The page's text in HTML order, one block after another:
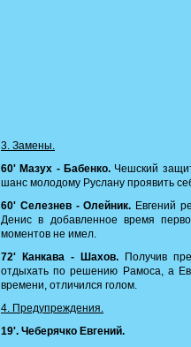
3. Замены.
60' Мазух - Бабенко. Чешский
шанс молодому Руслану проявить
60' Селезнев - Олейник. Евгений
Денис в добавленное время
моментов не имел.
72' Канкава - Шахов.Получив
отдыхать по решению Рамоса, а
времени, отличился голом.
4. Предупреждения.
19'. Чеберячко Евгений.